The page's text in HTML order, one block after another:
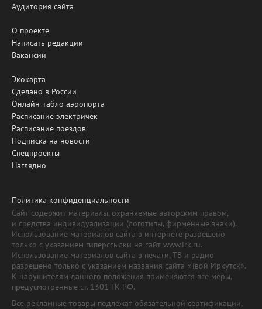
Аудитория сайта
О проекте
Написать редакции
Вакансии
Экокарта
Сделано в России
Онлайн-табло аэропорта
Расписание электричек
Расписание поездов
Подписка на новости
Спецпроекты
Наглядно
Политика конфиденциальности
Сайт содержит материалы, охраняемые авторским правом,
и средства индивидуализации (логотипы, фирменные знаки).
Использование материалов сайта в интернете разрешено
только с указанием гиперссылки на сайт www.irk.ru.
Использование материалов сайта в печати, ТВ и радио
разрешено только с указанием названия сайта «Твой Иркутск».
К нарушителям данного положения применяются все меры,
предусмотренные ст. 1301 ГК РФ.
Все рекламные товары подлежат обязательной сертификации,